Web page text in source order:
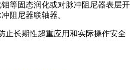
等固态润化或对脉冲阻尼器表层开
阻尼器联轴器。
止长期性超重应用和实际操作安全